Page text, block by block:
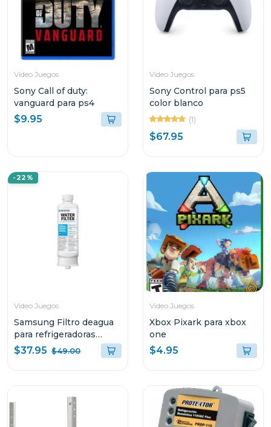
Video Juegos
Sony Call of duty:
vanguard para ps4
$9.95
Video Juegos
Sony Control para ps5
color blanco
(1)
$67.95
-22%
Video Juegos
Samsung Filtro deagua
para refrigeradoras
hafqin
$37.95 $49.00
Video Juegos
Xbox Pixark para xbox
one
$4.95